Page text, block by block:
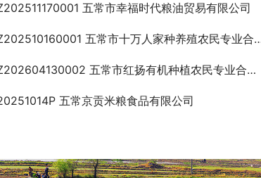
五常市幸福时代粮油贸易有限公司
五常市十万人家种养殖农民专业合作社
五常市红扬有机种植农民专业合作社
五常京贡米粮食品有限公司